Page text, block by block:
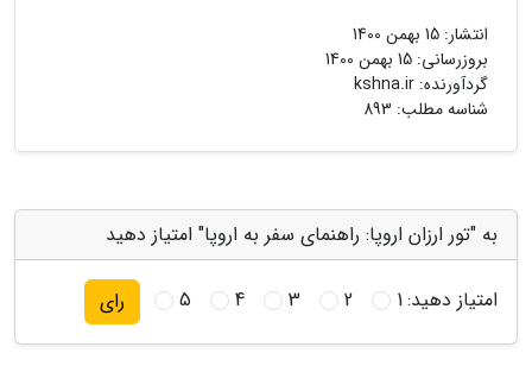
انتشار: 15 بهمن 1400
بروزرسانی: 15 بهمن 1400
گردآورنده: kshna.ir
شناسه مطلب: 893
به "تور ارزان اروپا: راهنمای سفر به اروپا" امتیاز دهید
امتیاز دهید:1
2
3
4
5 رای